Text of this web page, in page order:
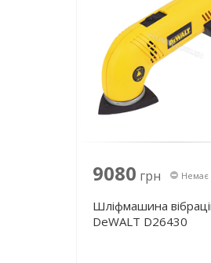
9080 грн Немає
Шліфмашина
DeWALT D26430